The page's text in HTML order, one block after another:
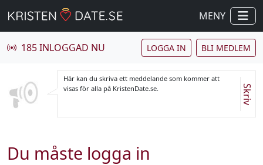
MENY
185 INLOGGAD NU LOGGA IN BLI MEDLEM
Här kan du skriva ett meddelande som kommer att
visas för alla på KristenDate.se.
Skriv
Du måste logga in